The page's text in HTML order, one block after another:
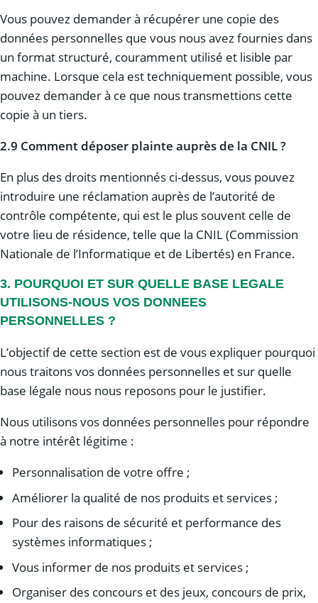
Vous pouvez demander à récupérer une copie des
données personnelles que vous nous avez fournies dans
un format structuré, couramment utilisé et lisible par
machine. Lorsque cela est techniquement possible, vous
pouvez demander à ce que nous transmettions cette
copie à un tiers.
2.9 Comment déposer plainte auprès de la CNIL ?
En plus des droits mentionnés ci-dessus, vous pouvez
introduire une réclamation auprès de l’autorité de
contrôle compétente, qui est le plus souvent celle de
votre lieu de résidence, telle que la CNIL (Commission
Nationale de l’Informatique et de Libertés) en France.
3. POURQUOI ET SUR QUELLE BASE LEGALE
UTILISONS-NOUS VOS DONNEES
PERSONNELLES ?
L’objectif de cette section est de vous expliquer pourquoi
nous traitons vos données personnelles et sur quelle
base légale nous nous reposons pour le justifier.
Nous utilisons vos données personnelles pour répondre
à notre intérêt légitime :
Personnalisation de votre offre ;
Améliorer la qualité de nos produits et services ;
Pour des raisons de sécurité et performance des
systèmes informatiques ;
Vous informer de nos produits et services ;
Organiser des concours et des jeux, concours de prix,